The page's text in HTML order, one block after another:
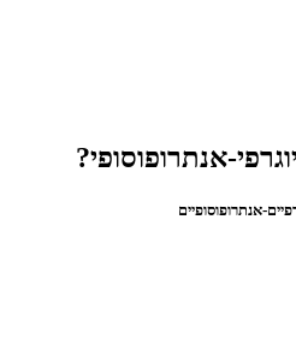
אנתרופוסופי?
אנתרופוסופיים